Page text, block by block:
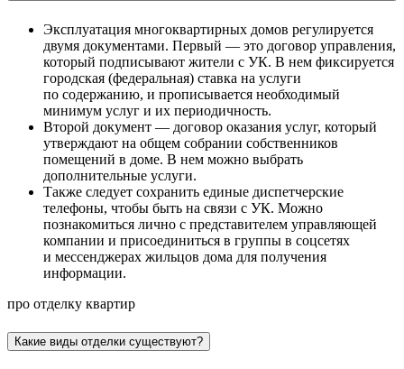
Эксплуатация многоквартирных домов регулируется
двумя документами. Первый — это договор управления,
который подписывают жители с УК. В нем фиксируется
городская (федеральная) ставка на услуги
по содержанию, и прописывается необходимый
минимум услуг и их периодичность.
Второй документ — договор оказания услуг, который
утверждают на общем собрании собственников
помещений в доме. В нем можно выбрать
дополнительные услуги.
Также следует сохранить единые диспетчерские
телефоны, чтобы быть на связи с УК. Можно
познакомиться лично с представителем управляющей
компании и присоединиться в группы в соцсетях
и мессенджерах жильцов дома для получения
информации.
про отделку квартир
Какие виды отделки существуют?